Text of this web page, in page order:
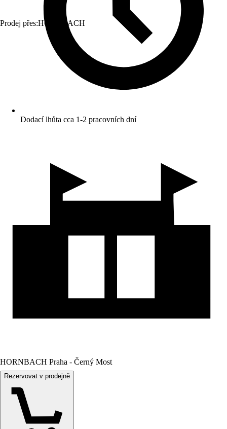
Prodej přes:HORNBACH
Dodací lhůta cca 1-2 pracovních dní
HORNBACH Praha - Černý Most
Rezervovat v prodejně